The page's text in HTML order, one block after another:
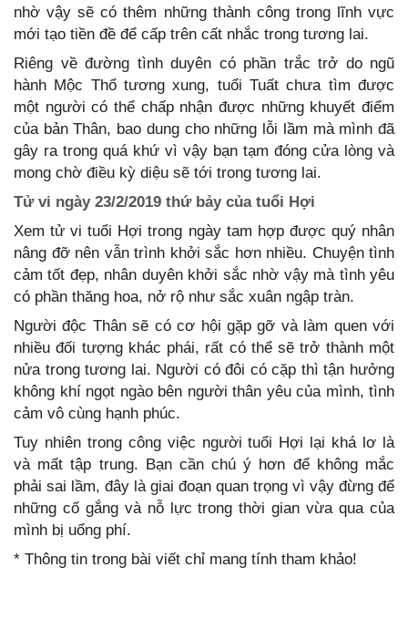
nhờ vậy sẽ có thêm những thành công trong lĩnh vực
mới tạo tiền đề để cấp trên cất nhắc trong tương lai.
Riêng về đường tình duyên có phần trắc trở do ngũ
hành Mộc Thổ tương xung, tuổi Tuất chưa tìm được
một người có thể chấp nhận được những khuyết điểm
của bản Thân, bao dung cho những lỗi lầm mà mình đã
gây ra trong quá khứ vì vậy bạn tạm đóng cửa lòng và
mong chờ điều kỳ diệu sẽ tới trong tương lai.
Tử vi ngày 23/2/2019 thứ bảy của tuổi Hợi
Xem tử vi tuổi Hợi trong ngày tam hợp được quý nhân
nâng đỡ nên vẫn trình khởi sắc hơn nhiều. Chuyện tình
cảm tốt đẹp, nhân duyên khởi sắc nhờ vậy mà tình yêu
có phần thăng hoa, nở rộ như sắc xuân ngập tràn.
Người độc Thân sẽ có cơ hội gặp gỡ và làm quen với
nhiều đối tượng khác phái, rất có thể sẽ trở thành một
nửa trong tương lai. Người có đôi có cặp thì tận hưởng
không khí ngọt ngào bên người thân yêu của mình, tình
cảm vô cùng hạnh phúc.
Tuy nhiên trong công việc người tuổi Hợi lại khá lơ là
và mất tập trung. Bạn cần chú ý hơn để không mắc
phải sai lầm, đây là giai đoạn quan trọng vì vậy đừng để
những cố gắng và nỗ lực trong thời gian vừa qua của
mình bị uổng phí.
* Thông tin trong bài viết chỉ mang tính tham khảo!